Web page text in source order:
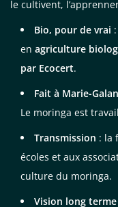
le cultivent,
Bio, pour de vrai
en agriculture
par Ecocert.
Fait à Marie-
Le moringa est
Transmission : la
écoles et aux
culture du moringa.
Vision long terme